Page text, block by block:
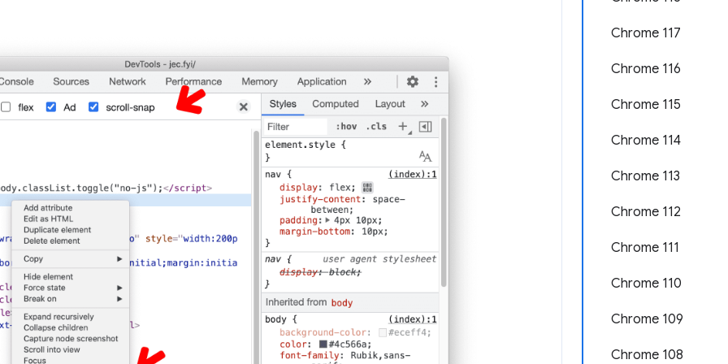
Chrome 117
Chrome 116
Chrome 115
Chrome 114
Chrome 113
Chrome 112
Chrome 111
Chrome 110
Chrome 109
Chrome 108